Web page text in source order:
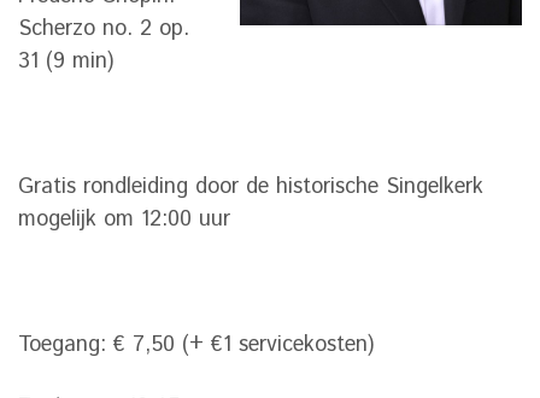
Scherzo no. 2 op.
31 (9 min)
Gratis rondleiding door de historische Singelkerk
mogelijk om 12:00 uur
Toegang: € 7,50 (+ €1 servicekosten)